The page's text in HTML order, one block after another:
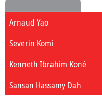
Arnaud Yao
Severin Komi
Kenneth Ibrahim Koné
Sansan Hassamy Dah